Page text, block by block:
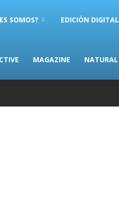
SOMOS? EDICIÓN DIGITAL
MAGAZINE NATURAL